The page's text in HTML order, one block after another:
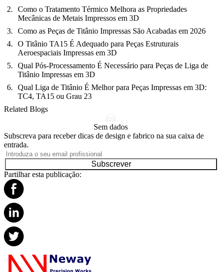
Como o Tratamento Térmico Melhora as Propriedades
Mecânicas de Metais Impressos em 3D
Como as Peças de Titânio Impressas São Acabadas em 2026
O Titânio TA15 É Adequado para Peças Estruturais
Aeroespaciais Impressas em 3D
Qual Pós-Processamento É Necessário para Peças de Liga de
Titânio Impressas em 3D
Qual Liga de Titânio É Melhor para Peças Impressas em 3D:
TC4, TA15 ou Grau 23
Related Blogs
Sem dados
Subscreva para receber dicas de design e fabrico na sua caixa de
entrada.
Subscrever
Partilhar esta publicação: